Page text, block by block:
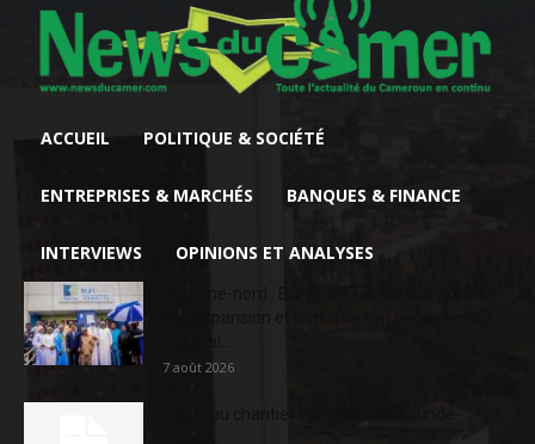
ACCUEIL POLITIQUE & SOCIÉTÉ
ENTREPRISES & MARCHÉS BANQUES & FINANCE
INTERVIEWS OPINIONS ET ANALYSES
7 août 2026